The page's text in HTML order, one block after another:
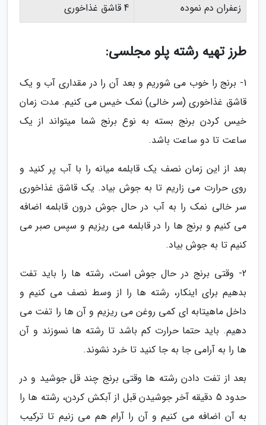
زعفران دم نموده
4 قاشق غذاخوری
طرز تهیه رشته پلو مجلسی:
1- برنج را خوب می شوریم و بعد آن را در مقداری آب و یک
قاشق غذاخوری (سر خالی) نمک خیس می کنیم. مدت زمان
خیس کردن برنج بسته به نوع برنج شما میتواند از یک
ساعت تا دو ساعت باشد.
بعد از این زمان نصف یک قابلمه میانه را با آب پر کنید و
روی حرارت می زاریم تا به جوش بیاد. یک قاشق غذاخوری
سر خالی نمک را به آب در حال جوش درون قابلمه اضافه
می کنیم و برنج ها را در قابلمه می ریزیم و سپس صبر می
کنیم تا به جوش بیاد.
2- وقتی برنج در حال جوش است، رشته ها را باید تفت
بدهیم برای اینکار، رشته ها را از وسط نصف می کنیم و
داخل ماهیتابه ای کمی روغن می ریزیم و آن ها را تفت می
دهیم. باید حتما حرارت کم باشد تا رشته ها نسوزند و آن
ها را به آرامی جا به جا کنید تا خرد نشوند.
بعد از تفت دادن رشته ها وقتی برنج چند قل جوشید و در
حدود 5 دقیقه آخر جوشیدن قبل از آبکش کردن، رشته ها را
به آن اضافه می کنیم و آن را آرام هم می زنیم تا ترکیب